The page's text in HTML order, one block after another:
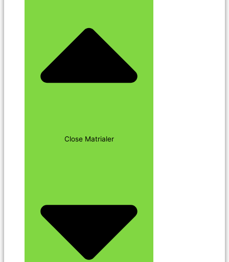
Close Matrialer